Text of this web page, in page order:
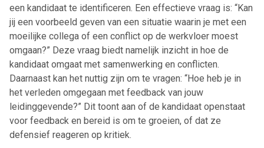
een kandidaat te identificeren. Een effectieve vraag is: “Kan
jij een voorbeeld geven van een situatie waarin je met een
moeilijke collega of een conflict op de werkvloer moest
omgaan?” Deze vraag biedt namelijk inzicht in hoe de
kandidaat omgaat met samenwerking en conflicten.
Daarnaast kan het nuttig zijn om te vragen: “Hoe heb je in
het verleden omgegaan met feedback van jouw
leidinggevende?” Dit toont aan of de kandidaat openstaat
voor feedback en bereid is om te groeien, of dat ze
defensief reageren op kritiek.
Ontvang vacatures direct in
je mailbox